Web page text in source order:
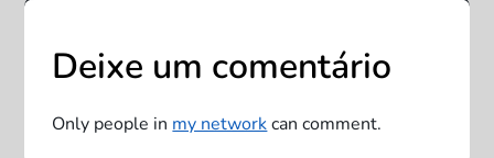
a
ç
Deixe um comentário
Only people in my networkcan comment.